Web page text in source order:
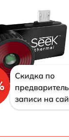
Скидка по
записи на